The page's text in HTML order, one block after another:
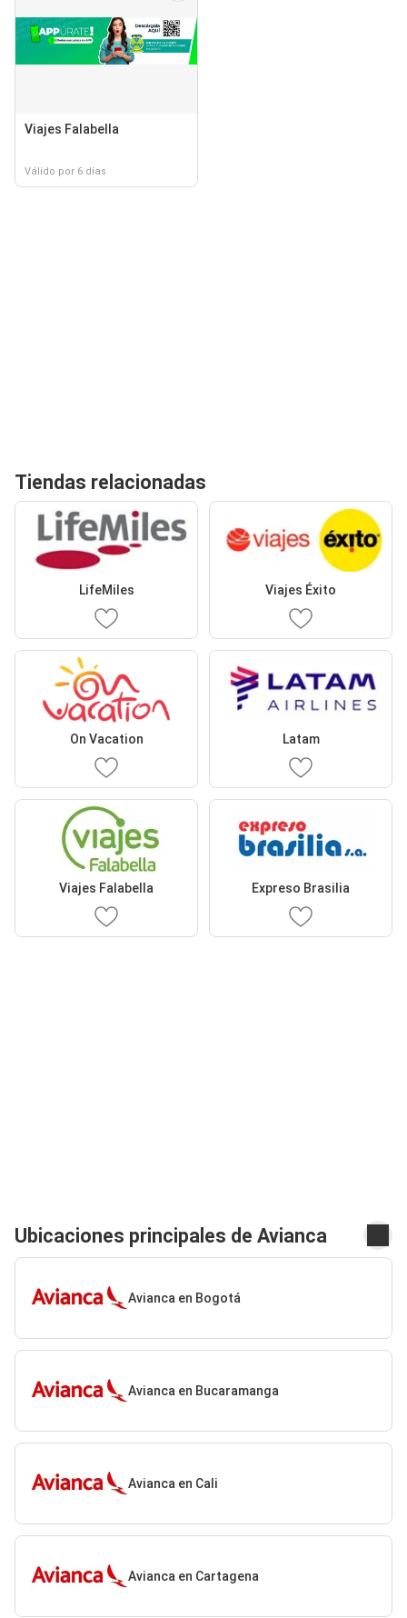
Viajes Falabella
Válido por 6 días
Tiendas relacionadas
LifeMiles Viajes Éxito
On Vacation Latam
Viajes Falabella Expreso Brasilia
Ubicaciones principales de Avianca
Avianca en Bogotá
Avianca en Bucaramanga
Avianca en Cali
Avianca en Cartagena